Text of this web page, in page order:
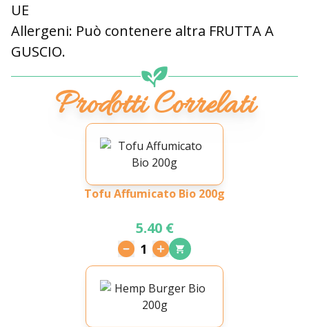
UE
Allergeni: Può contenere altra FRUTTA A
GUSCIO.
Prodotti Correlati
Tofu Affumicato Bio 200g
5.40 €
1